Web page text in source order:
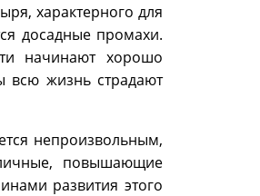
характерного для
досадные промахи.
начинают хорошо
всю жизнь страдают
непроизвольным,
повышающие
развития этого